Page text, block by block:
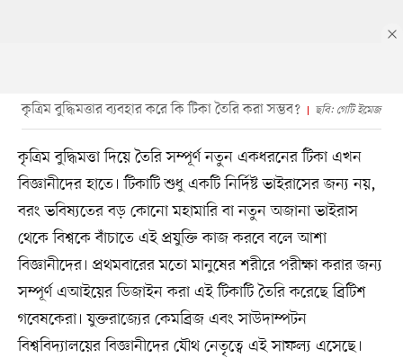
কৃত্রিম বুদ্ধিমত্তার ব্যবহার করে কি টিকা তৈরি করা সম্ভব? ছবি: গেটি ইমেজ
কৃত্রিম বুদ্ধিমত্তা দিয়ে তৈরি সম্পূর্ণ নতুন একধরনের টিকা এখন
বিজ্ঞানীদের হাতে। টিকাটি শুধু একটি নির্দিষ্ট ভাইরাসের জন্য নয়,
বরং ভবিষ্যতের বড় কোনো মহামারি বা নতুন অজানা ভাইরাস
থেকে বিশ্বকে বাঁচাতে এই প্রযুক্তি কাজ করবে বলে আশা
বিজ্ঞানীদের। প্রথমবারের মতো মানুষের শরীরে পরীক্ষা করার জন্য
সম্পূর্ণ এআইয়ের ডিজাইন করা এই টিকাটি তৈরি করেছে ব্রিটিশ
গবেষকেরা। যুক্তরাজ্যের কেমব্রিজ এবং সাউদাম্পটন
বিশ্ববিদ্যালয়ের বিজ্ঞানীদের যৌথ নেতৃত্বে এই সাফল্য এসেছে।